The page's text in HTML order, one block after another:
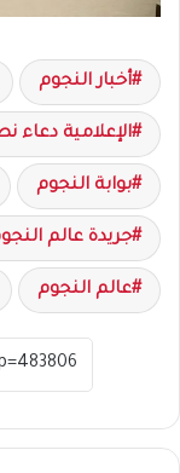
أخبار النجوم
الإعلامية دعاء
بوابة النجوم
جريدة عالم
عالم النجوم